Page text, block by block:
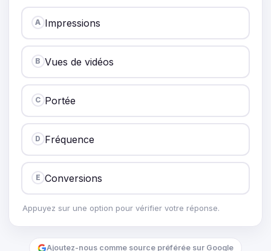
A Impressions
B Vues de vidéos
C Portée
D Fréquence
E Conversions
Appuyez sur une option pour vérifier votre réponse.
Ajoutez-nous comme source préférée sur Google